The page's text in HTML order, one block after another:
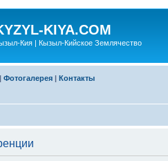
KIYA.COM
Кия | Кызыл-Кийское Землячество
| Фотогалерея | Контакты